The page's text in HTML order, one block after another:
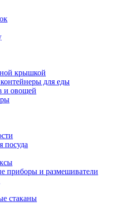
крышкой
для еды
и овощей
посуда
приборы и размешиватели
стаканы